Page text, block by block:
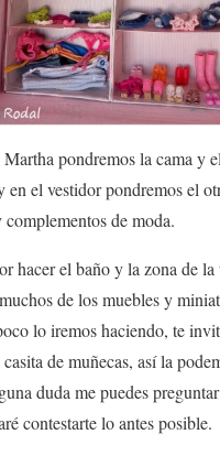
pondremos la cama y
en el vestidor pondremos el
de moda.
hacer el baño y la zona de la
de los muebles y
lo iremos haciendo, te
casita de muñecas, así la
duda me puedes
contestarte lo antes posible.